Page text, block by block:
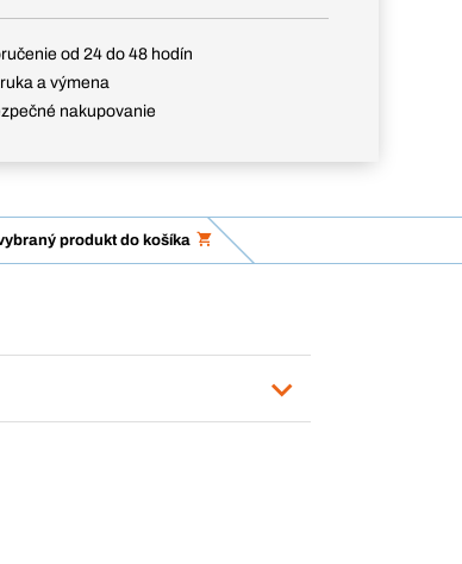
od 24 do 48 hodín
a výmena
nakupovanie
produkt do košíka